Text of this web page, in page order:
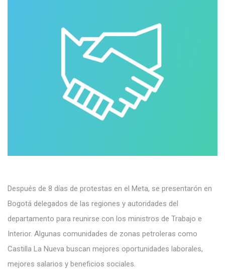
Después de 8 días de protestas en el Meta, se presentarón en
Bogotá delegados de las regiones y autoridades del
departamento para reunirse con los ministros de Trabajo e
Interior. Algunas comunidades de zonas petroleras como
Castilla La Nueva buscan mejores oportunidades laborales,
mejores salarios y beneficios sociales.